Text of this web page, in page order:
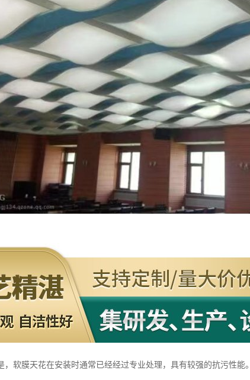
，软膜天花在安装时通常已经经过专业处理，具有较强的抗污性能。